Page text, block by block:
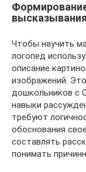
высказывания
Чтобы научить
логопед
описание
изображений.
дошкольников с
навыки
требуют
обоснования
составлять
понимать